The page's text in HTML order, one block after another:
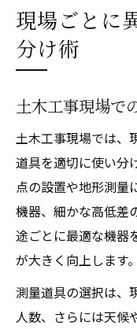
現場ごとに
分け術
土木工事現場で
土木工事現場では、
道具を適切に使い分
点の設置や地形測量
機器、細かな高低差
途ごとに最適な機器
が大きく向上します。
測量道具の選択は、
人数、さらには天候